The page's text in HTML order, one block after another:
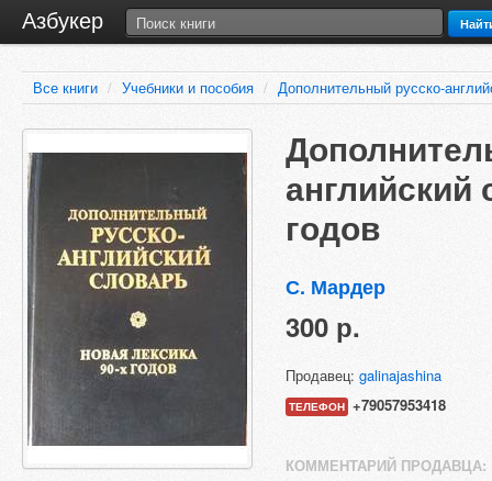
Азбукер
Все книги / Учебники и пособия / Дополнительный русско-
английский
годов
С. Мардер
300 р.
Продавец: galinajashina
ТЕЛЕФОН +79057953418
КОММЕНТАРИЙ ПРОДАВЦА: